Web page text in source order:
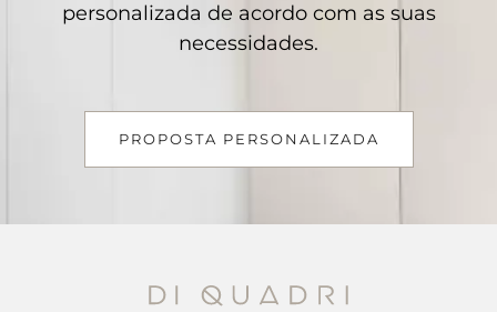
personalizada de acordo com as suas
necessidades.
PROPOSTA PERSONALIZADA